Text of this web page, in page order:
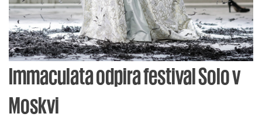
Immaculata odpira festival Solo v
Moskvi